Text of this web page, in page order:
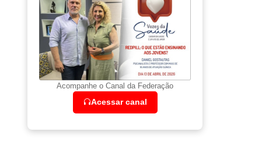
Acompanhe o Canal da Federação
Acessar canal